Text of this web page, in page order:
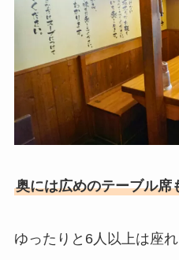
奥には広めのテーブル席
ゆったりと6人以上は座れ